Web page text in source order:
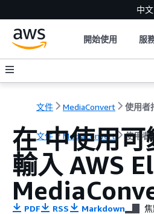
中
開始使用 服
文件 MediaConvert 使用者
文件 MediaConvert 使用者
在 中使用可
輸入 AWS
PDF RSS Markdown